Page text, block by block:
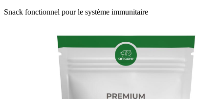
Snack fonctionnel pour le système immunitaire